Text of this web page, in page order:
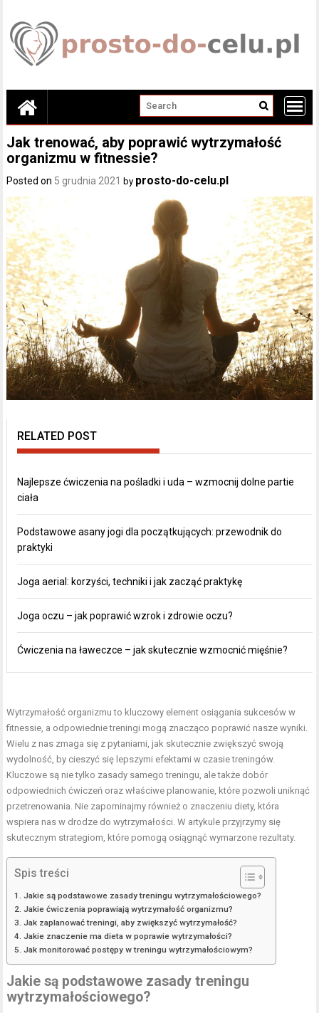
content
Jak trenować, aby poprawić wytrzymałość
organizmu w fitnessie?
Posted on 5 grudnia 2021 by prosto-do-celu.pl
RELATED POST
Najlepsze ćwiczenia na pośladki i uda – wzmocnij dolne partie
ciała
Podstawowe asany jogi dla początkujących: przewodnik do
praktyki
Joga aerial: korzyści, techniki i jak zacząć praktykę
Joga oczu – jak poprawić wzrok i zdrowie oczu?
Ćwiczenia na ławeczce – jak skutecznie wzmocnić mięśnie?
Wytrzymałość organizmu to kluczowy element osiągania sukcesów w
fitnessie, a odpowiednie treningi mogą znacząco poprawić nasze wyniki.
Wielu z nas zmaga się z pytaniami, jak skutecznie zwiększyć swoją
wydolność, by cieszyć się lepszymi efektami w czasie treningów.
Kluczowe są nie tylko zasady samego treningu, ale także dobór
odpowiednich ćwiczeń oraz właściwe planowanie, które pozwoli uniknąć
przetrenowania. Nie zapominajmy również o znaczeniu diety, która
wspiera nas w drodze do wytrzymałości. W artykule przyjrzymy się
skutecznym strategiom, które pomogą osiągnąć wymarzone rezultaty.
Spis treści
Jakie są podstawowe zasady treningu wytrzymałościowego?
Jakie ćwiczenia poprawiają wytrzymałość organizmu?
Jak zaplanować treningi, aby zwiększyć wytrzymałość?
Jakie znaczenie ma dieta w poprawie wytrzymałości?
Jak monitorować postępy w treningu wytrzymałościowym?
Jakie są podstawowe zasady treningu
wytrzymałościowego?